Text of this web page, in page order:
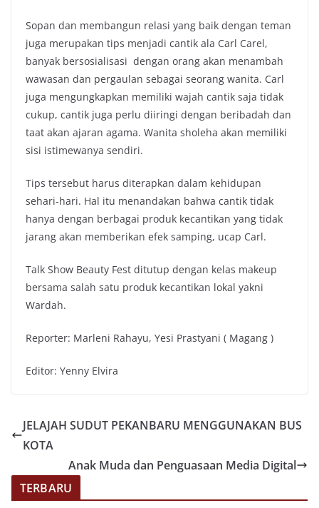
Sopan dan membangun relasi yang baik dengan teman
juga merupakan tips menjadi cantik ala Carl Carel,
banyak bersosialisasi dengan orang akan menambah
wawasan dan pergaulan sebagai seorang wanita. Carl
juga mengungkapkan memiliki wajah cantik saja tidak
cukup, cantik juga perlu diiringi dengan beribadah dan
taat akan ajaran agama. Wanita sholeha akan memiliki
sisi istimewanya sendiri.
Tips tersebut harus diterapkan dalam kehidupan
sehari-hari. Hal itu menandakan bahwa cantik tidak
hanya dengan berbagai produk kecantikan yang tidak
jarang akan memberikan efek samping, ucap Carl.
Talk Show Beauty Fest ditutup dengan kelas makeup
bersama salah satu produk kecantikan lokal yakni
Wardah.
Reporter: Marleni Rahayu, Yesi Prastyani ( Magang )
Editor: Yenny Elvira
JELAJAH SUDUT PEKANBARU MENGGUNAKAN BUS
KOTA
Anak Muda dan Penguasaan Media Digital
TERBARU